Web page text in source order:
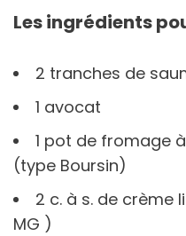
Les ingrédients
2 tranches de
1 avocat
1 pot de fromage
(type Boursin)
2 c. à s. de crème
MG )